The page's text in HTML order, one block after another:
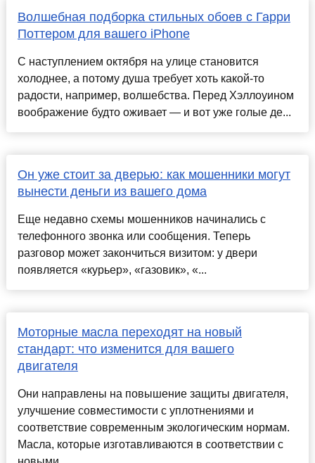
Волшебная подборка стильных обоев с Гарри
Поттером для вашего iPhone
С наступлением октября на улице становится
холоднее, а потому душа требует хоть какой-то
радости, например, волшебства. Перед Хэллоуином
воображение будто оживает — и вот уже голые де...
Он уже стоит за дверью: как мошенники могут
вынести деньги из вашего дома
Еще недавно схемы мошенников начинались с
телефонного звонка или сообщения. Теперь
разговор может закончиться визитом: у двери
появляется «курьер», «газовик», «...
Моторные масла переходят на новый
стандарт: что изменится для вашего
двигателя
Они направлены на повышение защиты двигателя,
улучшение совместимости с уплотнениями и
соответствие современным экологическим нормам.
Масла, которые изготавливаются в соответствии с